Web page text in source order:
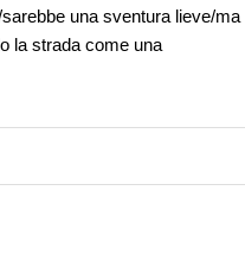
una sventura lieve/ma
la strada come una